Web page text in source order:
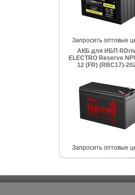
Запросить оптовые
АКБ для ИБП
ELECTRO Reserve
12 (FR) (RBC17)-
Запросить оптовые